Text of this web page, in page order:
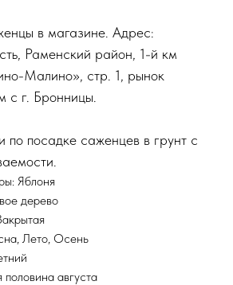
в магазине. Адрес:
Раменский район, 1-й км
Малино», стр. 1, рынок
г. Бронницы.
по посадке саженцев в грунт с
Яблоня
дерево
Лето, Осень
августа